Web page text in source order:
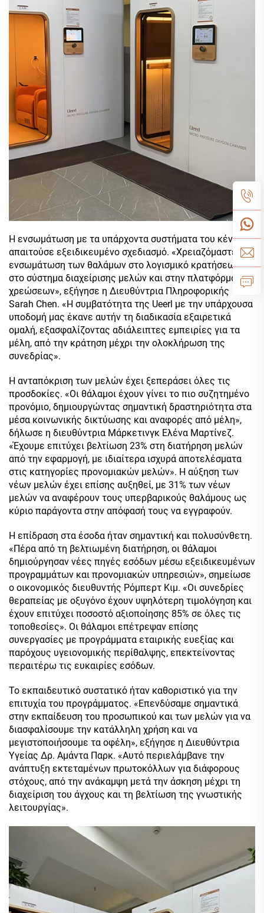
Η ενσωμάτωση με τα υπάρχοντα συστήματα του κέντρου
απαιτούσε εξειδικευμένο σχεδιασμό. «Χρειαζόμαστε την
ενσωμάτωση των θαλάμων στο λογισμικό κρατήσεων,
στο σύστημα διαχείρισης μελών και στην πλατφόρμα
χρεώσεων», εξήγησε η Διευθύντρια Πληροφορικής
Sarah Chen. «Η συμβατότητα της Ueerl με την υπάρχουσα
υποδομή μας έκανε αυτήν τη διαδικασία εξαιρετικά
ομαλή, εξασφαλίζοντας αδιάλειπτες εμπειρίες για τα
μέλη, από την κράτηση μέχρι την ολοκλήρωση της
συνεδρίας».
Η ανταπόκριση των μελών έχει ξεπεράσει όλες τις
προσδοκίες. «Οι θάλαμοι έχουν γίνει το πιο συζητημένο
προνόμιο, δημιουργώντας σημαντική δραστηριότητα στα
μέσα κοινωνικής δικτύωσης και αναφορές από μέλη»,
δήλωσε η διευθύντρια Μάρκετινγκ Ελένα Μαρτίνεζ.
«Έχουμε επιτύχει βελτίωση 23% στη διατήρηση μελών
από την εφαρμογή, με ιδιαίτερα ισχυρά αποτελέσματα
στις κατηγορίες προνομιακών μελών». Η αύξηση των
νέων μελών έχει επίσης αυξηθεί, με 31% των νέων
μελών να αναφέρουν τους υπερβαρικούς θαλάμους ως
κύριο παράγοντα στην απόφασή τους να εγγραφούν.
Η επίδραση στα έσοδα ήταν σημαντική και πολυσύνθετη.
«Πέρα από τη βελτιωμένη διατήρηση, οι θάλαμοι
δημιούργησαν νέες πηγές εσόδων μέσω εξειδικευμένων
προγραμμάτων και προνομιακών υπηρεσιών», σημείωσε
ο οικονομικός διευθυντής Ρόμπερτ Κιμ. «Οι συνεδρίες
θεραπείας με οξυγόνο έχουν υψηλότερη τιμολόγηση και
έχουν επιτύχει ποσοστό αξιοποίησης 85% σε όλες τις
τοποθεσίες». Οι θάλαμοι επέτρεψαν επίσης
συνεργασίες με προγράμματα εταιρικής ευεξίας και
παρόχους υγειονομικής περίθαλψης, επεκτείνοντας
περαιτέρω τις ευκαιρίες εσόδων.
Το εκπαιδευτικό συστατικό ήταν καθοριστικό για την
επιτυχία του προγράμματος. «Επενδύσαμε σημαντικά
στην εκπαίδευση του προσωπικού και των μελών για να
διασφαλίσουμε την κατάλληλη χρήση και να
μεγιστοποιήσουμε τα οφέλη», εξήγησε η Διευθύντρια
Υγείας Δρ. Αμάντα Παρκ. «Αυτό περιελάμβανε την
ανάπτυξη εκτεταμένων πρωτοκόλλων για διάφορους
στόχους, από την ανάκαμψη μετά την άσκηση μέχρι τη
διαχείριση του άγχους και τη βελτίωση της γνωστικής
λειτουργίας».